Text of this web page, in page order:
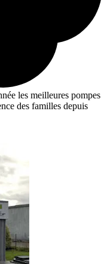
les meilleures pompes
des familles depuis